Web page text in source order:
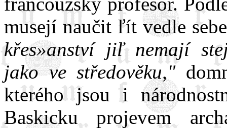
musejí naučit ľít vedle
křes»anství jiľ nemají
jako ve středověku,"
kterého jsou i
Baskicku projevem